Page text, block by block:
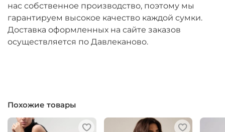
нас собственное производство, поэтому мы
гарантируем высокое качество каждой сумки.
Доставка оформленных на сайте заказов
осуществляется по Давлеканово.
Похожие товары